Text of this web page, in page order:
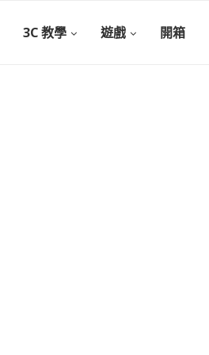
3C 教學 遊戲 開箱